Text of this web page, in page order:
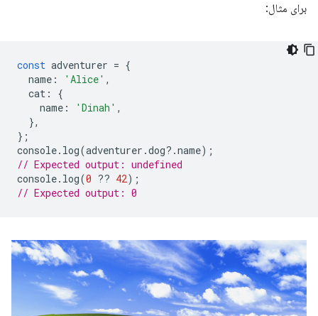
برای مثال:
const adventurer = {
name : 'Alice' ,
cat :
{
name : 'Dinah' ,
},
};
console. log(adventurer .dog? .name);
// Expected output: undefined
console. log(0 ?? 42);
// Expected output: 0